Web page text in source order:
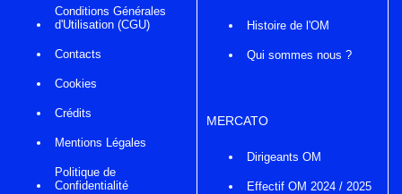
Conditions Générales
d'Utilisation (CGU)
Contacts
Cookies
Crédits
Mentions Légales
Politique de
Confidentialité
Histoire de l'OM
Qui sommes nous ?
MERCATO
Dirigeants OM
Effectif OM 2024 / 2025